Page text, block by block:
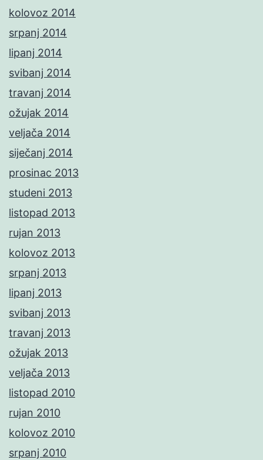
kolovoz 2014
srpanj 2014
lipanj 2014
svibanj 2014
travanj 2014
ožujak 2014
veljača 2014
siječanj 2014
prosinac 2013
studeni 2013
listopad 2013
rujan 2013
kolovoz 2013
srpanj 2013
lipanj 2013
svibanj 2013
travanj 2013
ožujak 2013
veljača 2013
listopad 2010
rujan 2010
kolovoz 2010
srpanj 2010